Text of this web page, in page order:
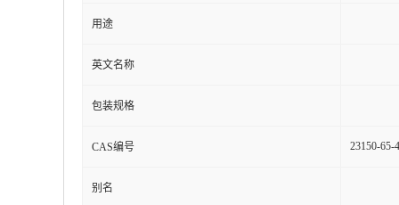
用途
英文名称
包装规格
CAS编号 23150-65-4
别名